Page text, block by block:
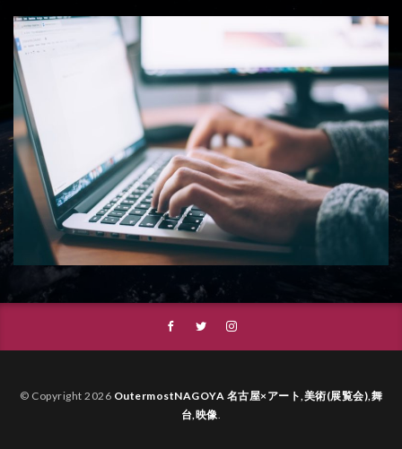
© Copyright 2026 OutermostNAGOYA 名古屋×アート,美術(展覧会),舞
台,映像.